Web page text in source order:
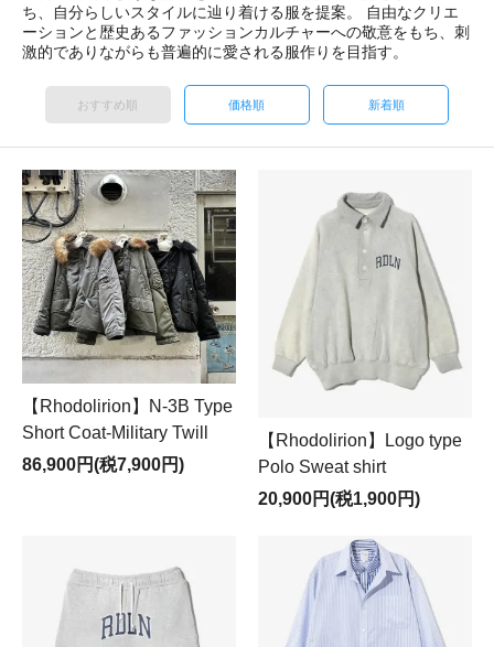
ち、自分らしいスタイルに辿り着ける服を提案。 自由なクリエ
ーションと歴史あるファッションカルチャーへの敬意をもち、刺
激的でありながらも普遍的に愛される服作りを目指す。
おすすめ順 価格順 新着順
【Rhodolirion】N-3B Type
Short Coat-Military Twill
86,900円(税7,900円)
【Rhodolirion】Logo type
Polo Sweat shirt
20,900円(税1,900円)